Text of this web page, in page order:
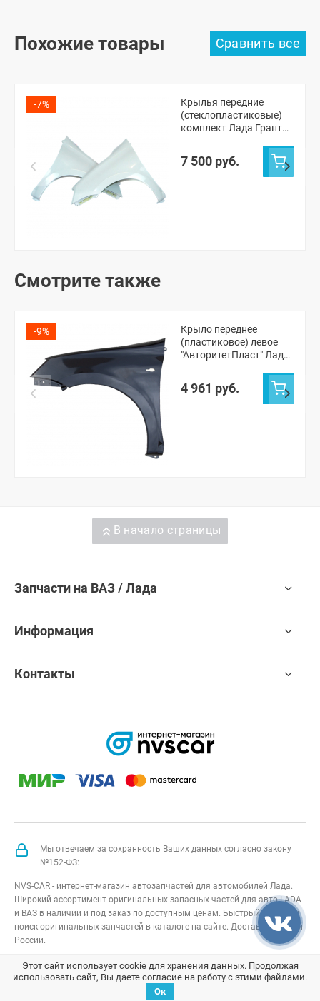
Похожие товары
-7%
Крылья передние
(стеклопластиковые)
комплект Лада Гранта,
(неокрашенные)
7 500 руб.
Смотрите также
-9%
Крыло переднее
(пластиковое) левое
"АвторитетПласт" Лада
(неокрашенное)
4 961 руб.
В начало страницы
Запчасти на ВАЗ / Лада
Информация
Контакты
Мы отвечаем за сохранность Ваших данных согласно закону
№152-ФЗ:
NVS-CAR - интернет-магазин автозапчастей для автомобилей Лада.
Широкий ассортимент оригинальных запасных частей для авто LADA
и ВАЗ в наличии и под заказ по доступным ценам. Быстрый подбор и
поиск оригинальных запчастей в каталоге на сайте. Доставка по всей
России.
NVS-CAR© 2014 –2026Все права защищеныкарта сайта;
Договор оферта; Политика конфиденциальности
Этот сайт использует cookie для хранения данных. Продолжая
использовать сайт, Вы даете согласие на работу с этими файлами.
Ок